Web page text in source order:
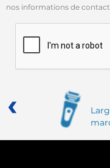
nos informations de
‹